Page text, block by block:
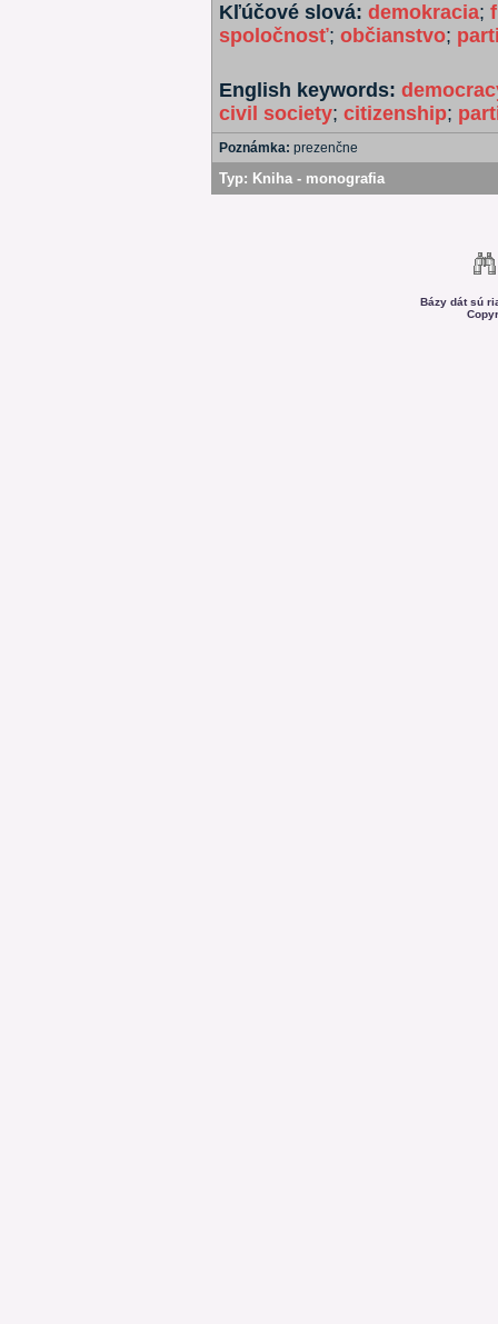
Kľúčové slová: demokracia;
spoločnosť; občianstvo;
English keywords:
civil society; citizenship;
Poznámka: prezenčne
Typ: Kniha - monografia
Bázy dát sú